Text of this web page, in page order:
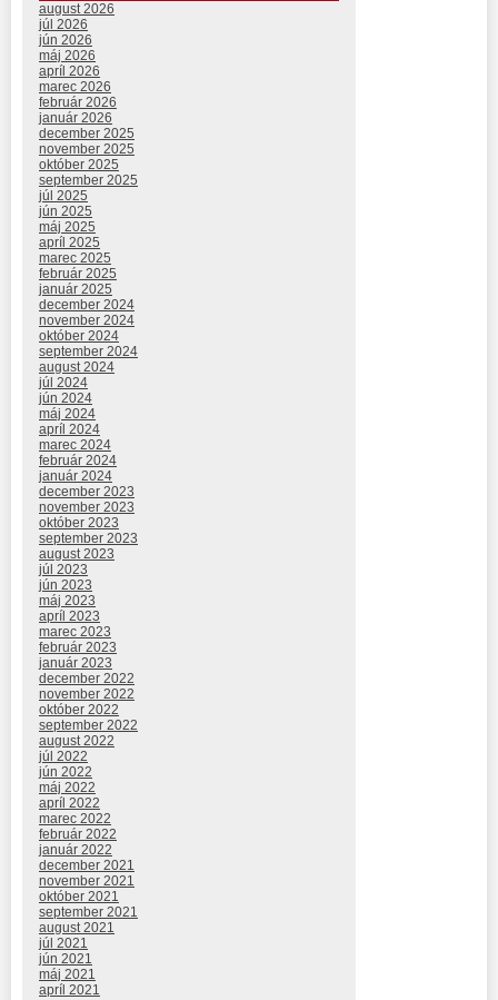
august 2026
júl 2026
jún 2026
máj 2026
apríl 2026
marec 2026
február 2026
január 2026
december 2025
november 2025
október 2025
september 2025
júl 2025
jún 2025
máj 2025
apríl 2025
marec 2025
február 2025
január 2025
december 2024
november 2024
október 2024
september 2024
august 2024
júl 2024
jún 2024
máj 2024
apríl 2024
marec 2024
február 2024
január 2024
december 2023
november 2023
október 2023
september 2023
august 2023
júl 2023
jún 2023
máj 2023
apríl 2023
marec 2023
február 2023
január 2023
december 2022
november 2022
október 2022
september 2022
august 2022
júl 2022
jún 2022
máj 2022
apríl 2022
marec 2022
február 2022
január 2022
december 2021
november 2021
október 2021
september 2021
august 2021
júl 2021
jún 2021
máj 2021
apríl 2021